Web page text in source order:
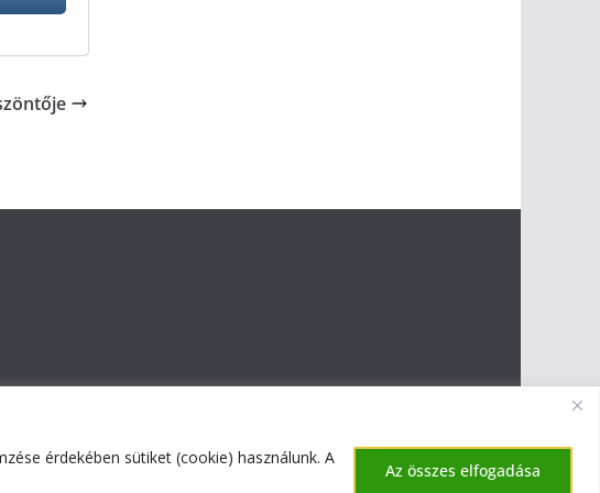
érdekében sütiket (cookie) használunk. A
Az összes elfogadása